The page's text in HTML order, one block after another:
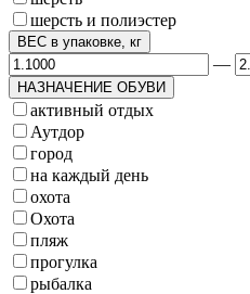
шерсть и полиэстер
ВЕС в упаковке, кг
—
НАЗНАЧЕНИЕ ОБУВИ
активный отдых
Аутдор
город
на каждый день
охота
Охота
пляж
прогулка
рыбалка